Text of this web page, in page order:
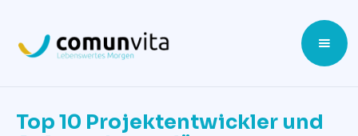
Top 10 Projektentwickler und